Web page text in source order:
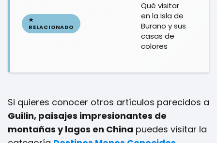
Qué visitar
en la Isla de
Burano y sus
casas de
colores
Si quieres conocer otros artículos parecidos a
Guilin, paisajes impresionantes de
montañas y lagos en China puedes visitar la